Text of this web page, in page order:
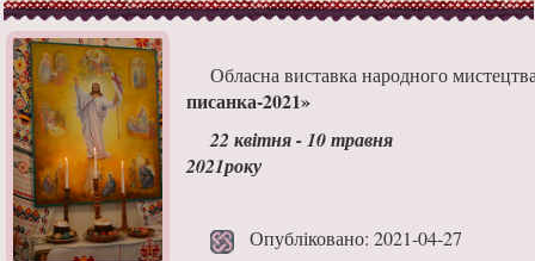
Обласна виставка народного
писанка-2021»
22 квітня -10травня
2021
Опубліковано: 2021-04-27